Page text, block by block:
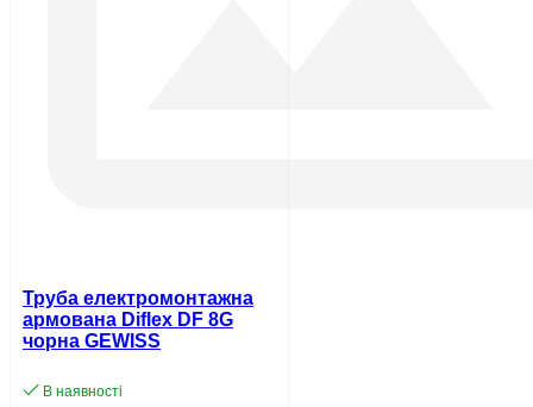
Труба електромонтажна
армована Diflex DF 8G
чорна GEWISS
В наявності